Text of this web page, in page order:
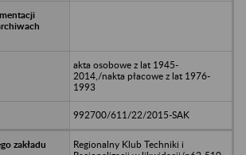
akta osobowe z lat 1945-
2014,/nakta płacowe z lat 1976-
1993
992700/611/22/2015-SAK
Regionalny Klub Techniki i